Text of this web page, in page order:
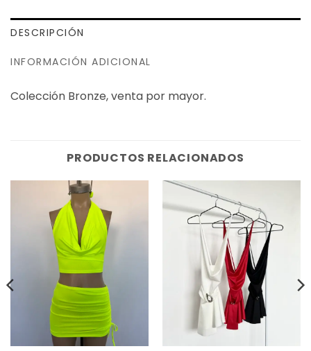
DESCRIPCIÓN
INFORMACIÓN ADICIONAL
Colección Bronze, venta por mayor.
PRODUCTOS RELACIONADOS